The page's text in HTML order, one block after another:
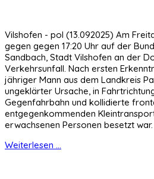
Vilshofen - pol (13.092025) Am
gegen gegen 17:20 Uhr auf der
Sandbach, Stadt Vilshofen an der
Verkehrsunfall. Nach ersten
jähriger Mann aus dem Landkreis
ungeklärter Ursache, in
Gegenfahrbahn und kollidierte
entgegenkommenden
erwachsenen Personen besetzt war.
Weiterlesen ...